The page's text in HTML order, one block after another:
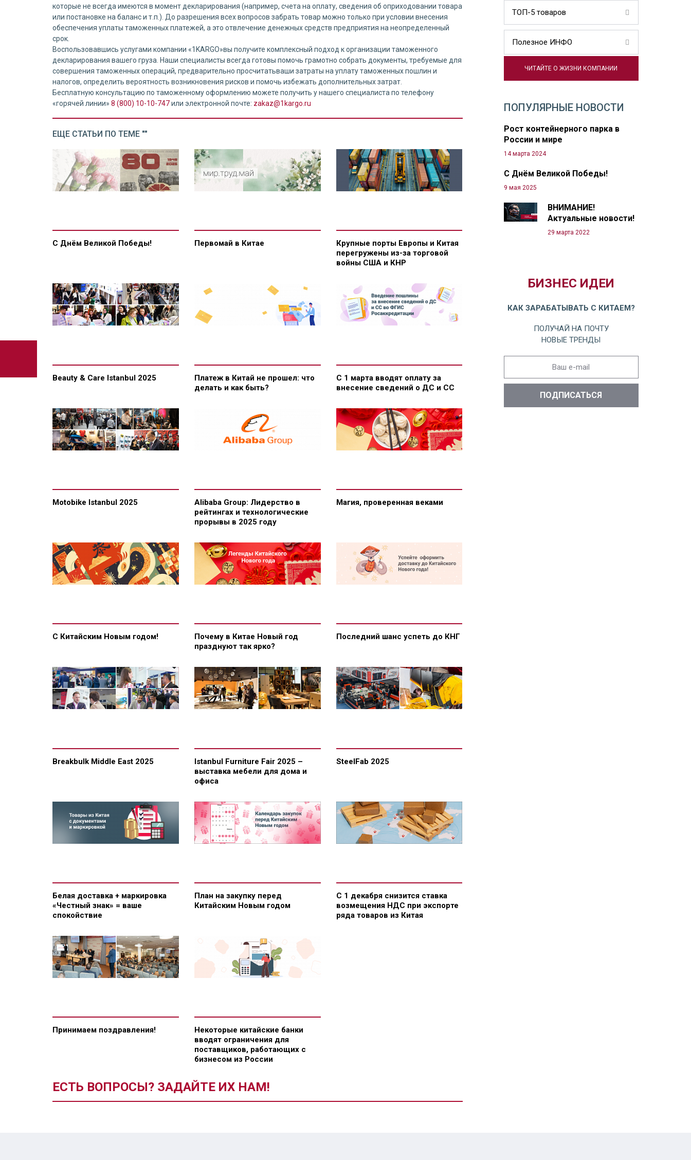
которые не всегда имеются в момент декларирования (например, счета на оплату, сведения об оприходовании товара
или постановке на баланс и т.п.). До разрешения всех вопросов забрать товар можно только при условии внесения
обеспечения уплаты таможенных платежей, а это отвлечение денежных средств предприятия на неопределенный
срок.
Воспользовавшись услугами компании «1KARGO»вы получите комплексный подход к организации таможенного
декларирования вашего груза. Наши специалисты всегда готовы помочь грамотно собрать документы, требуемые для
совершения таможенных операций, предварительно просчитатьваши затраты на уплату таможенных пошлин и
налогов, определить вероятность возникновения рисков и помочь избежать дополнительных затрат.
Бесплатную консультацию по таможенному оформлению можете получить у нашего специалиста по телефону
«горячей линии» 8 (800) 10-10-747или электронной почте: zakaz@1kargo.ru
ЕЩЕ СТАТЬИ ПО ТЕМЕ ""
С Днём Великой Победы! Первомай в Китае
Крупные порты Европы и Китая
перегружены из-за торговой
войны США и КНР
Beauty & Care Istanbul 2025
Платеж в Китай не прошел: что
делать и как быть?
С 1 марта вводят оплату за
внесение сведений о ДС и СС
Motobike Istanbul 2025
Alibaba Group: Лидерство в
рейтингах и технологические
прорывы в 2025 году
Магия, проверенная веками
С Китайским Новым годом!
Почему в Китае Новый год
празднуют так ярко?
Последний шанс успеть до КНГ
Breakbulk Middle East 2025
Istanbul Furniture Fair 2025 –
выставка мебели для дома и
офиса
SteelFab 2025
Белая доставка + маркировка
«Честный знак» = ваше
спокойствие
План на закупку перед
Китайским Новым годом
С 1 декабря снизится ставка
возмещения НДС при экспорте
ряда товаров из Китая
Принимаем поздравления!
Некоторые китайские банки
вводят ограничения для
поставщиков, работающих с
бизнесом из России
ЕСТЬ ВОПРОСЫ? ЗАДАЙТЕ ИХ НАМ!
ТОП-5 товаров
Полезное ИНФО
ЧИТАЙТЕ О ЖИЗНИ КОМПАНИИ
ПОПУЛЯРНЫЕ НОВОСТИ
Рост контейнерного парка в
России и мире
14 марта 2024
С Днём Великой Победы!
9 мая 2025
ВНИМАНИЕ!
Актуальные новости!
29 марта 2022
БИЗНЕС ИДЕИ
КАК ЗАРАБАТЫВАТЬ С КИТАЕМ?
ПОЛУЧАЙ НА ПОЧТУ
НОВЫЕ ТРЕНДЫ